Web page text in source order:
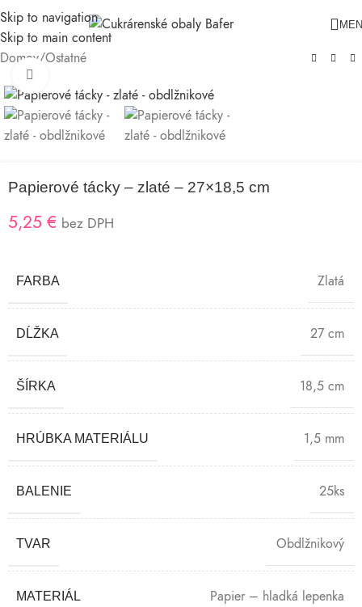
Skip to navigation
Skip to main content
Domov/Ostatné
Papierové tácky – zlaté – 27×18,5 cm
5,25 € bez DPH
FARBA Zlatá
DĹŽKA 27 cm
ŠÍRKA 18,5 cm
HRÚBKA MATERIÁLU 1,5 mm
BALENIE 25ks
TVAR Obdlžnikový
MATERIÁL Papier – hladká lepenka